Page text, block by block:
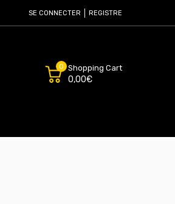
SE CONNECTER REGISTRE
0 Shopping Cart
0,00€